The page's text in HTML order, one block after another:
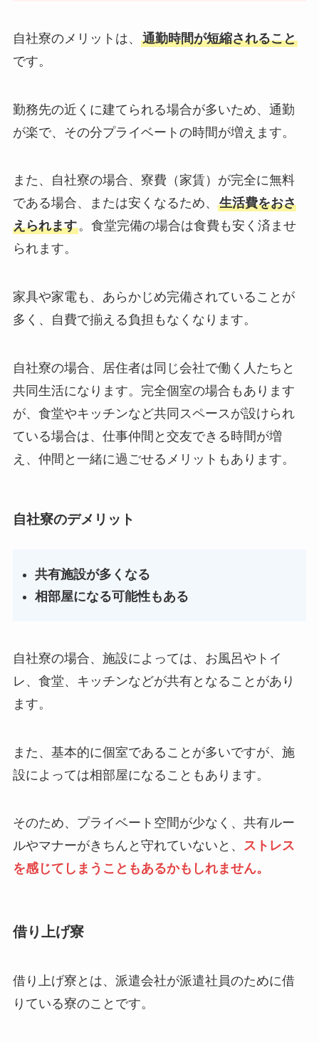
自社寮のメリットは、 通勤時間が短縮されること
です。
勤務先の近くに建てられる場合が多いため、通勤
が楽で、その分プライベートの時間が増えます。
また、自社寮の場合、寮費（家賃）が完全に無料
である場合、または安くなるため、 生活費をおさ
えられます。食堂完備の場合は食費も安く済ませ
られます。
家具や家電も、あらかじめ完備されていることが
多く、自費で揃える負担もなくなります。
自社寮の場合、居住者は同じ会社で働く人たちと
共同生活になります。完全個室の場合もあります
が、食堂やキッチンなど共同スペースが設けられ
ている場合は、仕事仲間と交友できる時間が増
え、仲間と一緒に過ごせるメリットもあります。
自社寮のデメリット
共有施設が多くなる
相部屋になる可能性もある
自社寮の場合、施設によっては、お風呂やトイ
レ、食堂、キッチンなどが共有となることがあり
ます。
また、基本的に個室であることが多いですが、施
設によっては相部屋になることもあります。
そのため、プライベート空間が少なく、共有ルー
ルやマナーがきちんと守れていないと、 ストレス
を感じてしまうこともあるかもしれません。
借り上げ寮
借り上げ寮とは、派遣会社が派遣社員のために借
りている寮のことです。